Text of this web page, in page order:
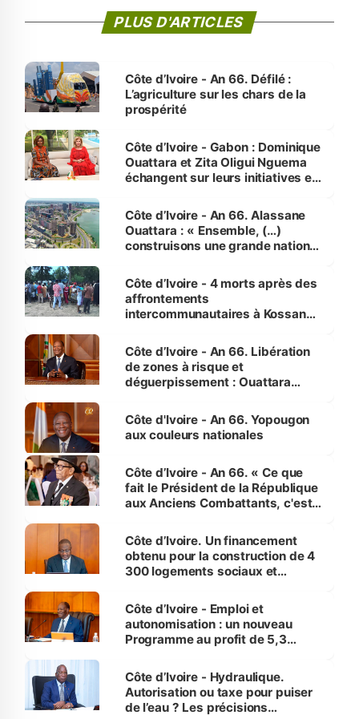
PLUS D'ARTICLES
Côte d’Ivoire - An 66. Défilé :
L’agriculture sur les chars de la
prospérité
Côte d’Ivoire - Gabon : Dominique
Ouattara et Zita Oligui Nguema
échangent sur leurs initiatives en
enfants
Côte d’Ivoire - An 66. Alassane
Ouattara : « Ensemble, (…)
construisons une grande nation
générations futures »
Côte d’Ivoire - 4 morts après des
affrontements
intercommunautaires à Kossandji
milieu des sinistrés
Côte d’Ivoire - An 66. Libération
de zones à risque et
déguerpissement : Ouattara
l'Etat de droit pour préserver les
vies humaines »
Côte d'Ivoire - An 66. Yopougon
aux couleurs nationales
Côte d’Ivoire - An 66. « Ce que
fait le Président de la République
aux Anciens Combattants, c'est
Côte d’Ivoire. Un financement
obtenu pour la construction de 4
300 logements sociaux et
et Yamoussoukro
Côte d’Ivoire - Emploi et
autonomisation : un nouveau
Programme au profit de 5,3
Côte d’Ivoire - Hydraulique.
Autorisation ou taxe pour puiser
de l’eau ? Les précisions